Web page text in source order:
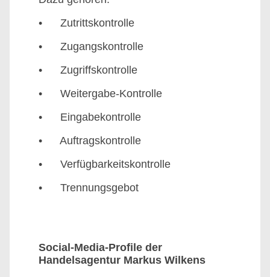
• Zutrittskontrolle
• Zugangskontrolle
• Zugriffskontrolle
• Weitergabe-Kontrolle
• Eingabekontrolle
• Auftragskontrolle
• Verfügbarkeitskontrolle
• Trennungsgebot
Social-Media-Profile der
Handelsagentur Markus Wilkens